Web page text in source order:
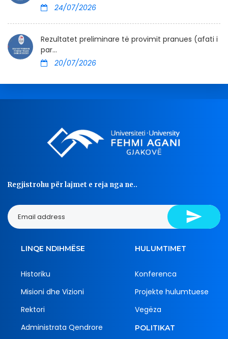
24/07/2026
Rezultatet preliminare të provimit pranues (afati i
par...
20/07/2026
Regjistrohu për lajmet e reja nga ne..
LINQE NDIHMËSE
Historiku
Misioni dhe Vizioni
Rektori
Administrata Qendrore
HULUMTIMET
Konferenca
Projekte hulumtuese
Vegëza
POLITIKAT